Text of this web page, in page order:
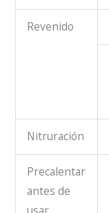
Revenido
Nitruración
Precalentar
antes de